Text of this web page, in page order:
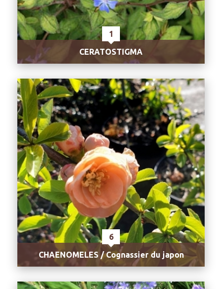
1
CERATOSTIGMA
6
CHAENOMELES / Cognassier du japon